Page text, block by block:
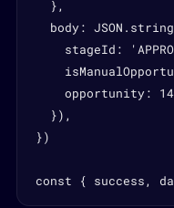
  },
body:
stageId:
opportunity:
  }),
})
const { success,